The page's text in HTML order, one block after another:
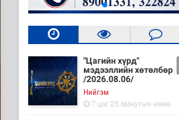
"Цагийн хүрд"
мэдээллийн хөтөлбөр
/2026.08.06/
Нийгэм
7 цаг 25 минутын өмнө